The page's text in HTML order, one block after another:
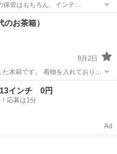
保管はもちろん、インテ…
家具 木箱
お茶箱）
8月2日
木箱です。 着物を入れておりま
ものの収納としてお使いいただけ
収納家具
インチ 0円
応募は1分
Ad